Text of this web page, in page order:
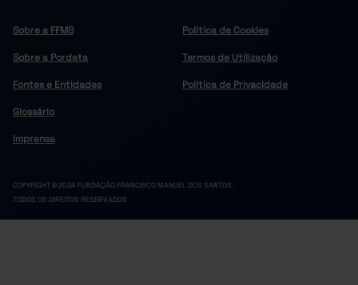
Sobre a FFMS
Sobre a Pordata
Fontes e Entidades
Glossário
Imprensa
Política de Cookies
Termos de Utilização
Política de Privacidade
COPYRIGHT © 2024 FUNDAÇÃO FRANCISCO MANUEL DOS SANTOS.
TODOS OS DIREITOS RESERVADOS